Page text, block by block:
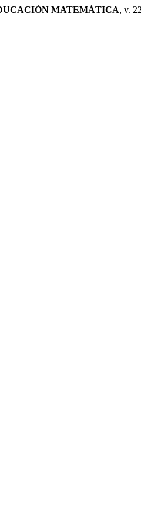
MATEMÁTICA, v.